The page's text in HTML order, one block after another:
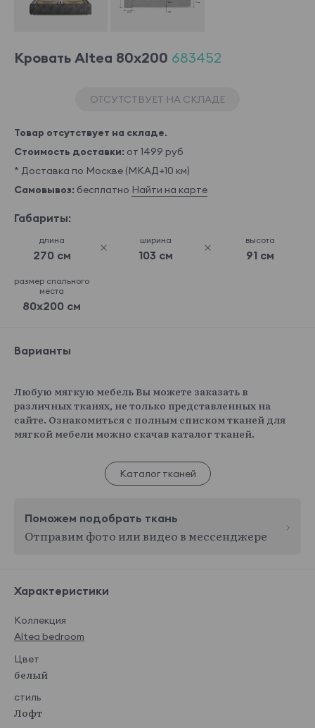
Кровать Altea 80x200 683452
ОТСУТСТВУЕТ НА СКЛАДЕ
Товар отсутствует на складе.
Стоимость доставки: от 1499 руб
* Доставка по Москве (МКАД+10 км)
Самовывоз: бесплатно Найти на карте
Габариты:
длина
270 см
ширина
103 см
высота
91 см
размер спального
места
80x200 см
Варианты
Любую мягкую мебель Вы можете заказать в
различных тканях, не только представленных на
сайте. Ознакомиться с полным списком тканей для
мягкой мебели можно скачав каталог тканей.
Каталог тканей
Поможем подобрать ткань
Отправим фото или видео в мессенджере
Характеристики
Коллекция
Altea bedroom
Цвет
белый
стиль
Лофт